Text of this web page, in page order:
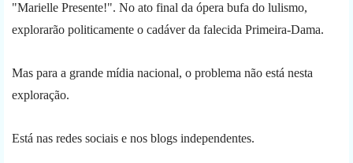
"Marielle Presente!". No ato final da ópera bufa do lulismo,
explorarão politicamente o cadáver da falecida Primeira-Dama.
Mas para a grande mídia nacional, o problema não está nesta
exploração.
Está nas redes sociais e nos blogs independentes.